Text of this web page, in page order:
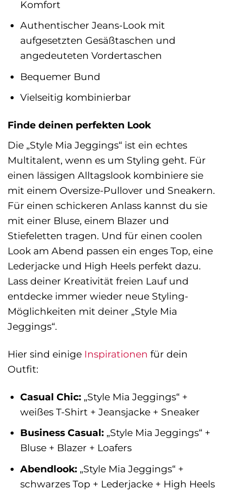
Komfort
Authentischer Jeans-Look mit
aufgesetzten Gesäßtaschen und
angedeuteten Vordertaschen
Bequemer Bund
Vielseitig kombinierbar
Finde deinen perfekten Look
Die „Style Mia Jeggings“ ist ein echtes
Multitalent, wenn es um Styling geht. Für
einen lässigen Alltagslook kombiniere sie
mit einem Oversize-Pullover und Sneakern.
Für einen schickeren Anlass kannst du sie
mit einer Bluse, einem Blazer und
Stiefeletten tragen. Und für einen coolen
Look am Abend passen ein enges Top, eine
Lederjacke und High Heels perfekt dazu.
Lass deiner Kreativität freien Lauf und
entdecke immer wieder neue Styling-
Möglichkeiten mit deiner „Style Mia
Jeggings“.
Hier sind einige Inspirationen für dein
Outfit:
Casual Chic:„Style Mia Jeggings“ +
weißes T-Shirt + Jeansjacke + Sneaker
Business Casual:„Style Mia Jeggings“ +
Bluse + Blazer + Loafers
Abendlook:„Style Mia Jeggings“ +
schwarzes Top + Lederjacke + High Heels